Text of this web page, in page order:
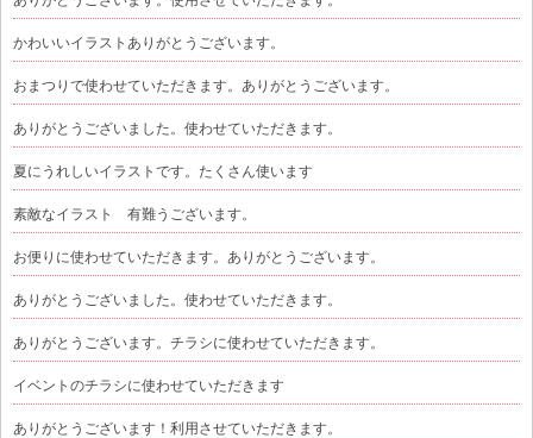
かわいいイラストありがとうございます。
おまつりで使わせていただきます。ありがとうございます。
ありがとうございました。使わせていただきます。
夏にうれしいイラストです。たくさん使います
素敵なイラスト 有難うございます。
お便りに使わせていただきます。ありがとうございます。
ありがとうございました。使わせていただきます。
ありがとうございます。チラシに使わせていただきます。
イベントのチラシに使わせていただきます
ありがとうございます！利用させていただきます。